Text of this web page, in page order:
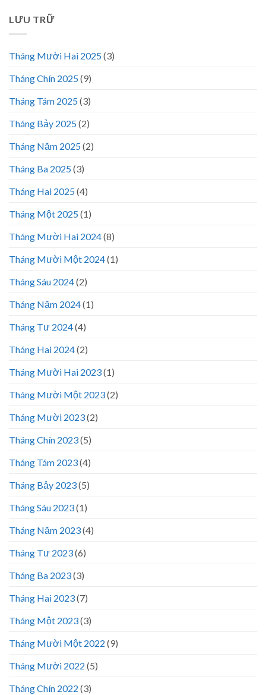
LƯU TRỮ
Tháng Mười Hai 2025(3)
Tháng Chín 2025(9)
Tháng Tám 2025(3)
Tháng Bảy 2025(2)
Tháng Năm 2025(2)
Tháng Ba 2025(3)
Tháng Hai 2025(4)
Tháng Một 2025(1)
Tháng Mười Hai 2024(8)
Tháng Mười Một 2024(1)
Tháng Sáu 2024(2)
Tháng Năm 2024(1)
Tháng Tư 2024(4)
Tháng Hai 2024(2)
Tháng Mười Hai 2023(1)
Tháng Mười Một 2023(2)
Tháng Mười 2023(2)
Tháng Chín 2023(5)
Tháng Tám 2023(4)
Tháng Bảy 2023(5)
Tháng Sáu 2023(1)
Tháng Năm 2023(4)
Tháng Tư 2023(6)
Tháng Ba 2023(3)
Tháng Hai 2023(7)
Tháng Một 2023(3)
Tháng Mười Một 2022 (9)
Tháng Mười 2022 (5)
Tháng Chín 2022 (3)